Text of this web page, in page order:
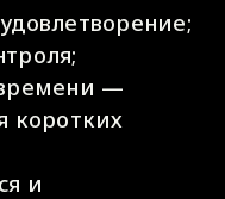
—
коротких
и